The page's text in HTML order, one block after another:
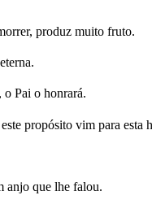
produz muito fruto.
o Pai o honrará.
propósito vim para esta
anjo que lhe falou.